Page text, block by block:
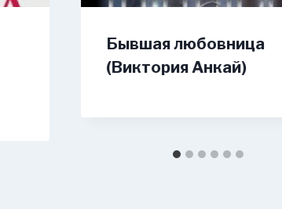
Бывшая любовница
(Виктория Анкай)